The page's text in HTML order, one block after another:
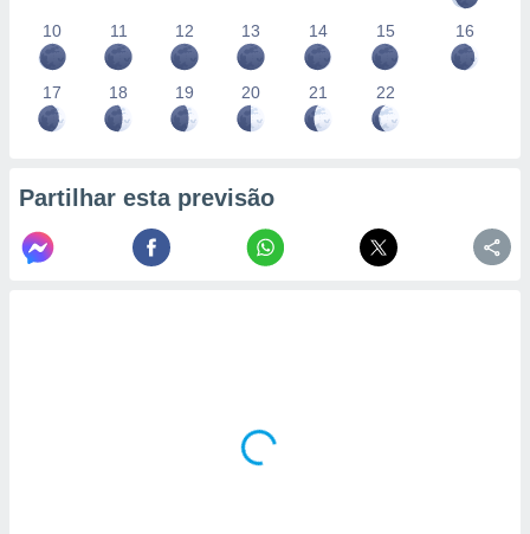
10 11 12 13 14 15 16
17 18 19 20 21 22
Partilhar esta previsão